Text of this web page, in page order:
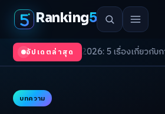
Ranking5
อัปเดตล่าสุด
2026: 5 เรื่องเกี่ยวกับการแพทย์ที่คว
บทความ